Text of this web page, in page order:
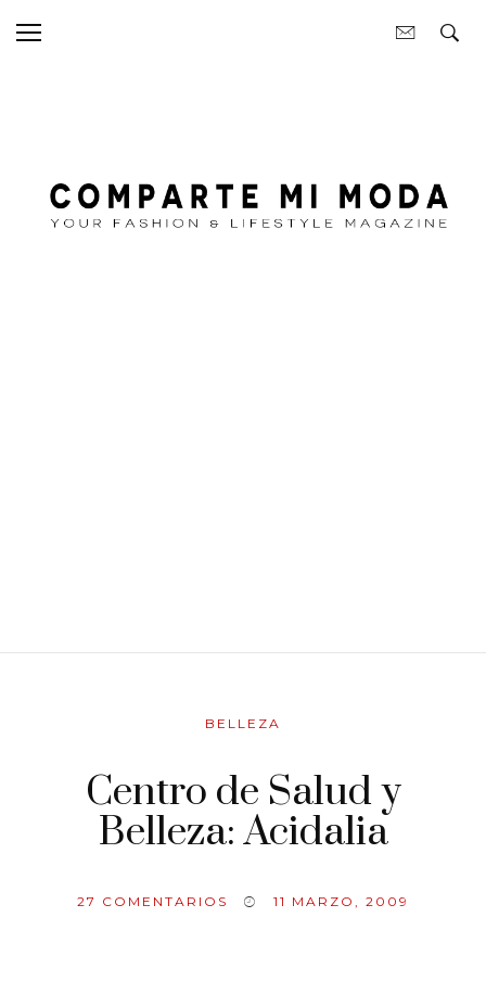
BELLEZA
Centro de Salud y
Belleza: Acidalia
27 COMENTARIOS 11 MARZO, 2009